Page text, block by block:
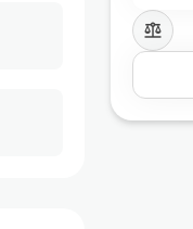
balance